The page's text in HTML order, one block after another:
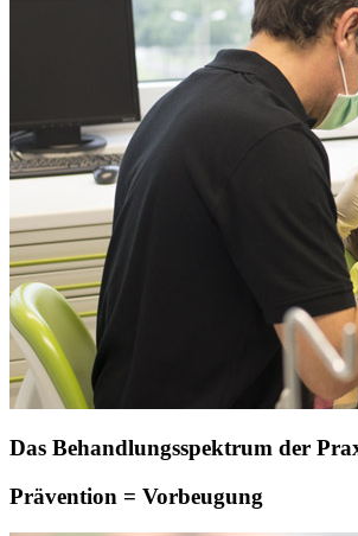
Das Behandlungsspektrum der
Prävention = Vorbeugung